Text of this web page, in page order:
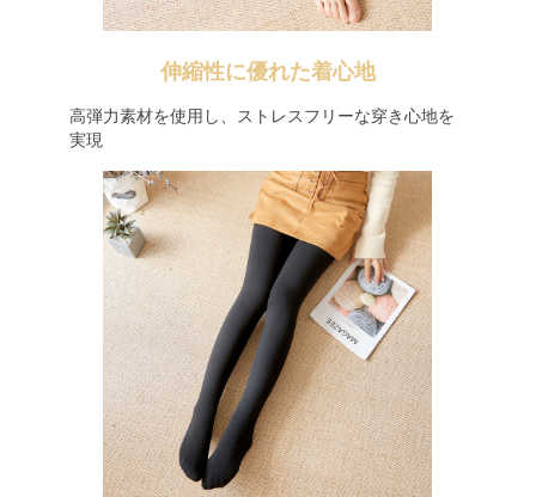
伸縮性に優れた着心地
高弾力素材を使用し、ストレスフリーな穿き心地を
実現